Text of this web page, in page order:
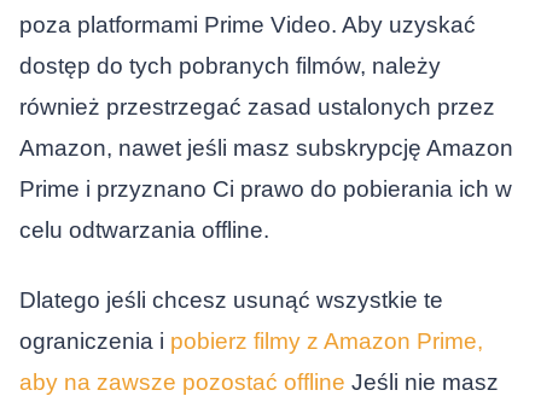
poza platformami Prime Video. Aby uzyskać
dostęp do tych pobranych filmów, należy
również przestrzegać zasad ustalonych przez
Amazon, nawet jeśli masz subskrypcję Amazon
Prime i przyznano Ci prawo do pobierania ich w
celu odtwarzania offline.
Dlatego jeśli chcesz usunąć wszystkie te
ograniczenia i pobierz filmy z Amazon Prime,
aby na zawsze pozostać offline Jeśli nie masz